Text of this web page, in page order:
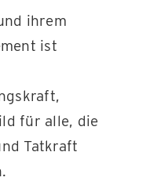
ihrem
ist
für alle, die
Tatkraft